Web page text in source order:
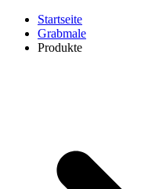
Startseite
Grabmale
Produkte